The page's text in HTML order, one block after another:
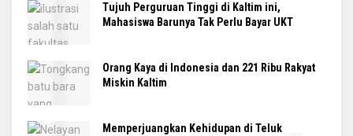
Tujuh Perguruan Tinggi di Kaltim ini,
Mahasiswa Barunya Tak Perlu Bayar UKT
Orang Kaya di Indonesia dan 221 Ribu Rakyat
Miskin Kaltim
Memperjuangkan Kehidupan di Teluk